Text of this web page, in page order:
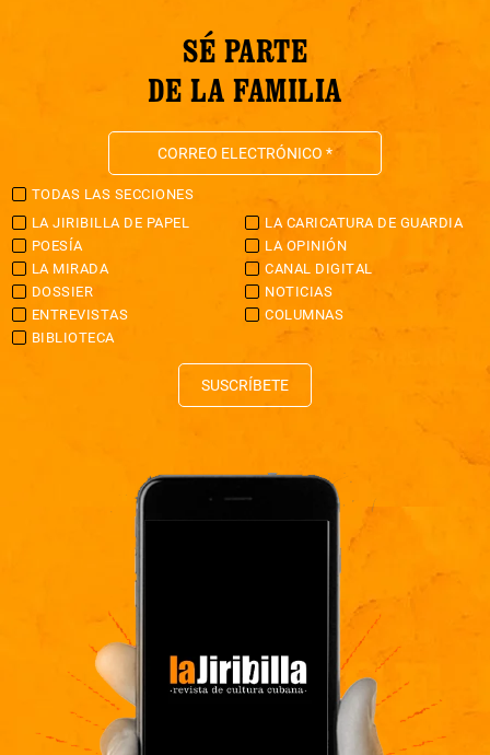
SÉ PARTE
DE LA FAMILIA
TODAS LAS SECCIONES
LA JIRIBILLA DE PAPEL
LA CARICATURA DE GUARDIA
POESÍA
LA OPINIÓN
LA MIRADA
CANAL DIGITAL
DOSSIER
NOTICIAS
ENTREVISTAS
COLUMNAS
BIBLIOTECA
SUSCRÍBETE